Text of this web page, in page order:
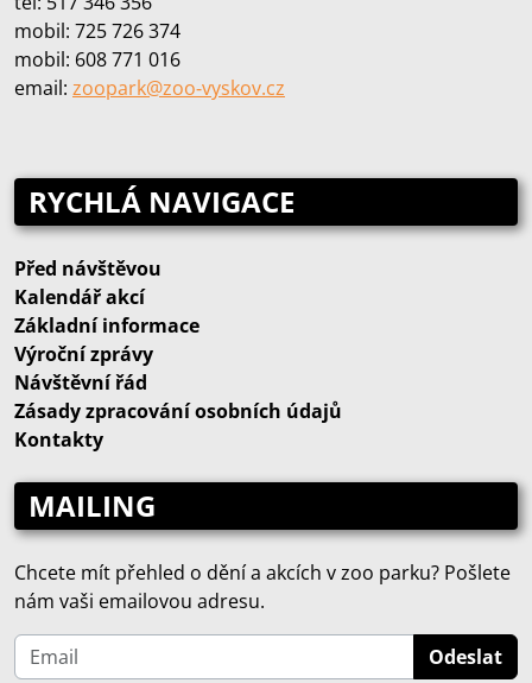
mobil: 725 726 374
mobil: 608 771 016
email: zoopark@zoo‑vyskov.cz
RYCHLÁ NAVIGACE
Před návštěvou
Kalendář akcí
Základní informace
Výroční zprávy
Návštěvní řád
Zásady zpracování osobních údajů
Kontakty
MAILING
Chcete mít přehled o dění a akcích v zoo parku? Pošlete
nám vaši emailovou adresu.